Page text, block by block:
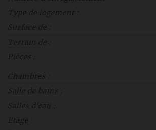
Type de logement :
Surface de :
Terrain de :
Pièces :
Chambres :
Salle de bains :
Salles d'eau :
Etage :